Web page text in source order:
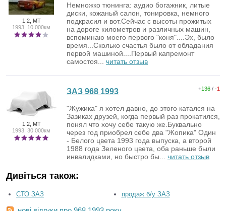
1.2, MT
1993, 10.000км
Немножко тюнинга: аудио богажник, литые
диски, кожаный салон, тонировка, немного
подкрасил и вот.Сейчас с высоты прожитых
на дороге километров и различных машин,
вспоминаю моего первого "коня"....Эх, было
время...Сколько счастья было от обладания
первой машиной....Первый капремонт
самостоя... читать отзыв
1.2, MT
1993, 30.000км
+136 / -1
ЗАЗ 968 1993
"Жужика" я хотел давно, до этого катался на
Зазиках друзей, когда первый раз прокатился,
понял что хочу себе такую же.Буквально
через год приобрел себе два "Жопика" Один
- Белого цвета 1993 года выпуска, а второй
1988 года Зеленого цвета, оба раньше были
инвалидками, но быстро бы... читать отзыв
Дивіться також:
СТО ЗАЗ продаж б/у ЗАЗ